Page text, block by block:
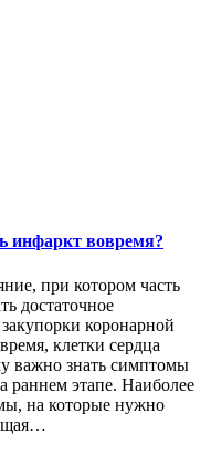
инфаркт вовремя?
при котором часть
достаточное
коронарной
клетки сердца
важно знать симптомы
раннем этапе. Наиболее
на которые нужно